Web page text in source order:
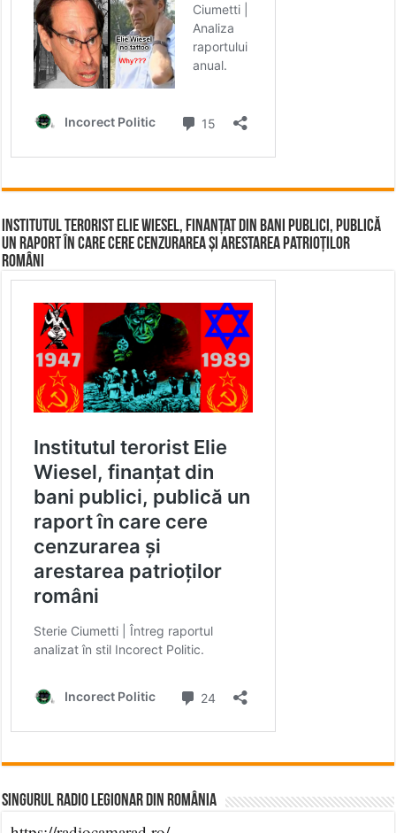
Institutul terorist Elie Wiesel, finanțat din bani publici, publică
un raport în care cere cenzurarea și arestarea patrioților
români
Singurul Radio Legionar din România